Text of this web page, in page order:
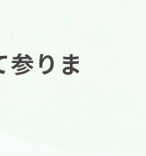
参りま